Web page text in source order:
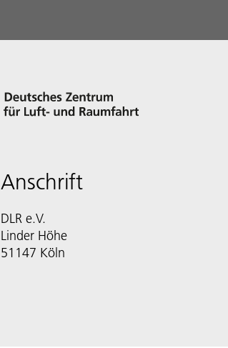
Anschrift
DLR e.V.
Linder Höhe
51147 Köln